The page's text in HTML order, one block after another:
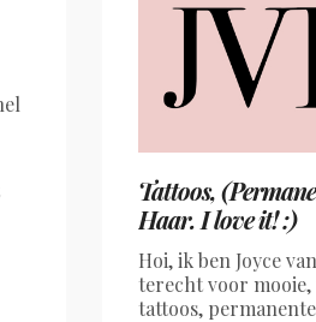
Tattoos,
Haar. I love it! :)
Hoi, ik ben Joyce
terecht voor
tattoos,